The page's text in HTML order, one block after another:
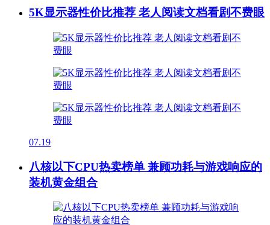
5K显示器性价比推荐 老人阅读文档看剧不费眼
07.19
八核以下CPU热卖榜单 兼顾功耗与游戏响应的
装机黄金组合